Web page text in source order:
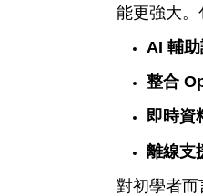
能更強大。
AI 輔
整合
即時資
離線支
對初學者